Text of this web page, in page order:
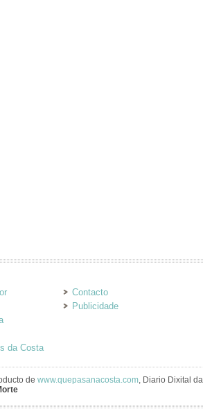
da Costa
Contacto
Publicidade
de www.quepasanacosta.com, Diario Dixital